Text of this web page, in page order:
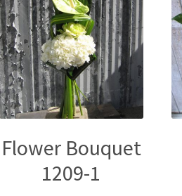
Flower Bouquet
1209-1